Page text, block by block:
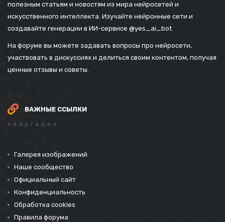
полезным статьям и новостям из мира нейросетей и
искусственного интеллекта. Изучайте нейронные сети и
создавайте генерации в ИИ-сервисе @yes_ai_bot
На форуме вы можете задавать вопросы про нейросети,
участвовать в дискуссиях и делиться своим контентом, получая
ценные отзывы и советы.
ВАЖНЫЕ ССЫЛКИ
НАВИГАЦИЯ
Галерея изображений
Наше сообщество
Официальный сайт
Конфиденциальность
Обработка cookies
Правила форума